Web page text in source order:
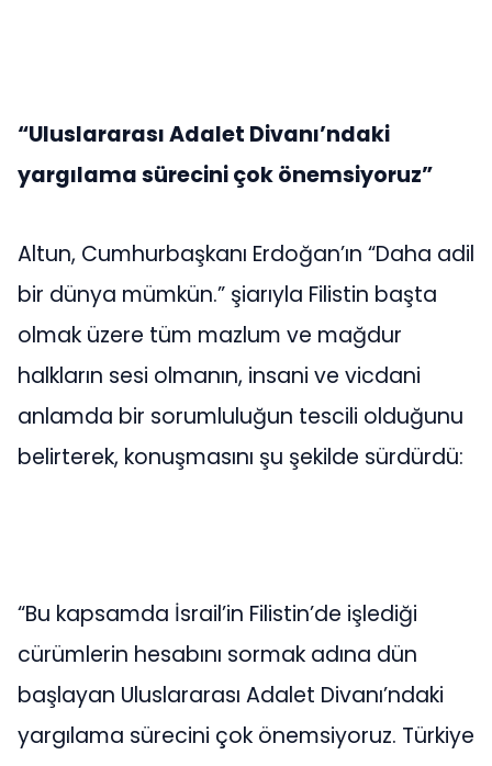
“Uluslararası Adalet Divanı’ndaki
yargılama sürecini çok önemsiyoruz”
Altun, Cumhurbaşkanı Erdoğan’ın “Daha adil
bir dünya mümkün.” şiarıyla Filistin başta
olmak üzere tüm mazlum ve mağdur
halkların sesi olmanın, insani ve vicdani
anlamda bir sorumluluğun tescili olduğunu
belirterek, konuşmasını şu şekilde sürdürdü:
“Bu kapsamda İsrail’in Filistin’de işlediği
cürümlerin hesabını sormak adına dün
başlayan Uluslararası Adalet Divanı’ndaki
yargılama sürecini çok önemsiyoruz. Türkiye